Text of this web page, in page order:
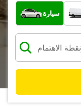
ما نوع المركبة؟
سيارة